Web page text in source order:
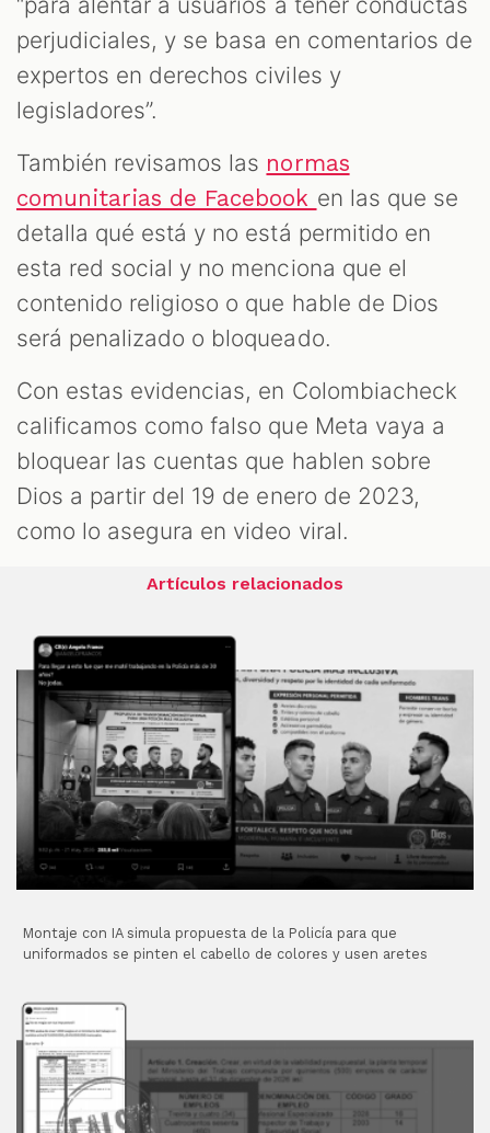
perjudiciales, y se basa en comentarios de
expertos en derechos civiles y
legisladores”.
También revisamos las normas
comunitarias de Facebook en las que se
detalla qué está y no está permitido en
esta red social y no menciona que el
contenido religioso o que hable de Dios
será penalizado o bloqueado.
Con estas evidencias, en Colombiacheck
calificamos como falso que Meta vaya a
bloquear las cuentas que hablen sobre
Dios a partir del 19 de enero de 2023,
como lo asegura en video viral.
Artículos relacionados
Montaje con IA simula propuesta de la Policía para que
uniformados se pinten el cabello de colores y usen aretes